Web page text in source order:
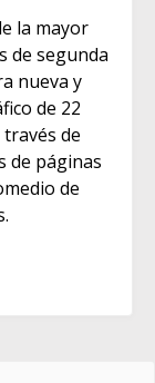
la mayor
de segunda
nueva y
de 22
de
de páginas
de